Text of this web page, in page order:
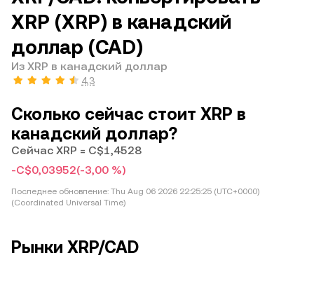
XRP (XRP) в канадский
доллар (CAD)
Из XRP в канадский доллар
4,3
Сколько сейчас стоит XRP в
канадский доллар?
Сейчас XRP = C$1,4528
-C$0,03952(-3,00 %)
Последнее обновление: Thu Aug 06 2026 22:25:25 (UTC+0000)
(Coordinated Universal Time)
Рынки XRP/CAD